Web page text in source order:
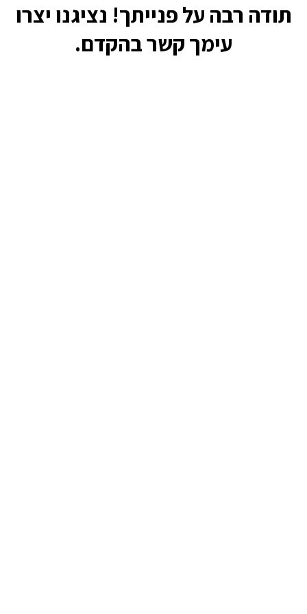
תודה רבה על פנייתך! נציגנו יצרו
עימך קשר בהקדם.